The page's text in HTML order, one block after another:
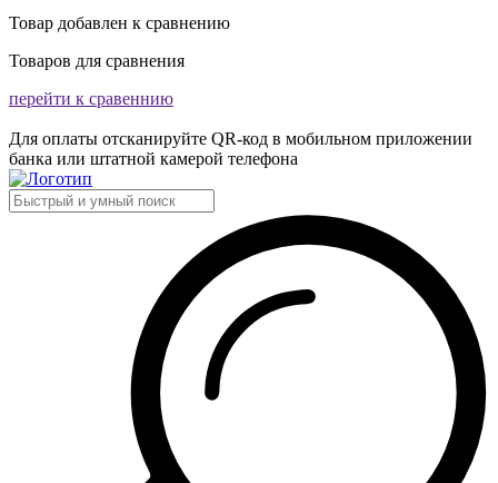
Товар добавлен к сравнению
Товаров для сравнения
перейти к сравеннию
Для оплаты отсканируйте QR-код в мобильном приложении
банка или штатной камерой телефона